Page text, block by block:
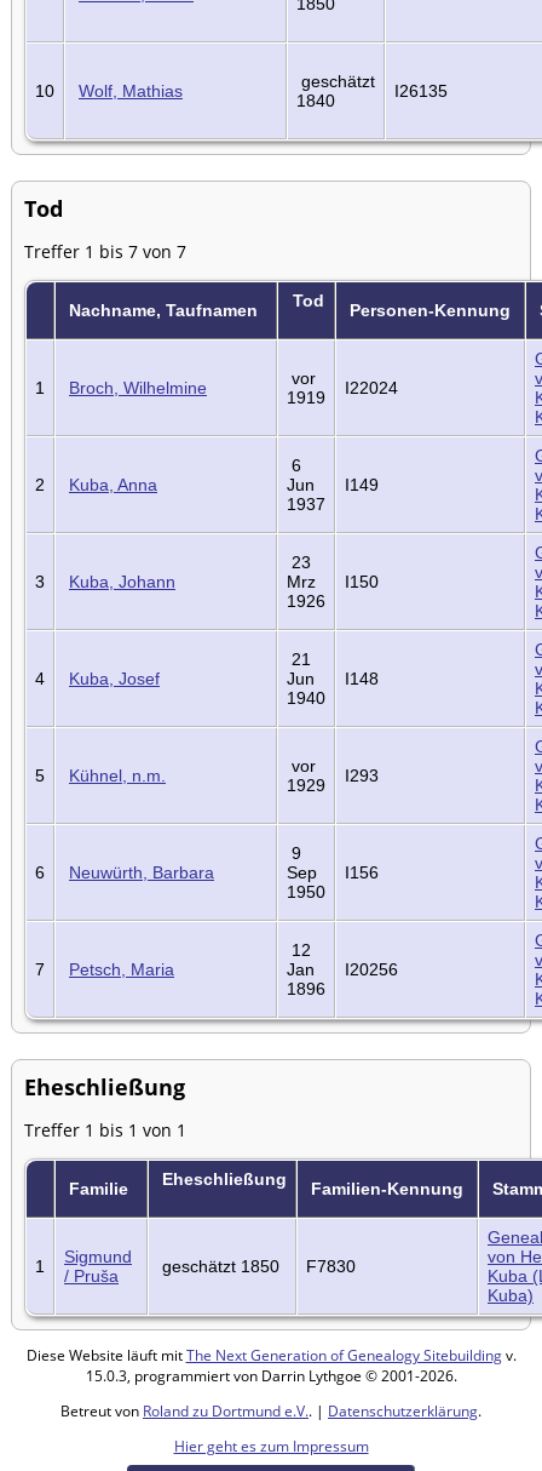
10 Wolf, Mathias
geschätzt
1840
I26135
Tod
Treffer 1 bis 7 von 7
Nachname, Taufnamen Tod Personen-Kennung
1 Broch, Wilhelmine
vor
1919
I22024
2 Kuba, Anna
6
Jun
1937
I149
3 Kuba, Johann
23
Mrz
1926
I150
4 Kuba, Josef
21
Jun
1940
I148
5 Kühnel, n.m.
vor
1929
I293
6 Neuwürth, Barbara
9
Sep
1950
I156
7 Petsch, Maria
12
Jan
1896
I20256
Eheschließung
Treffer 1 bis 1 von 1
Familie Eheschließung Familien-Kennung
1
Sigmund
/ Pruša
geschätzt 1850 F7830
von
Kuba
Kuba)
Diese Website läuft mitThe Next Generation of Genealogy Sitebuildingv.
15.0.3, programmiert von Darrin Lythgoe © 2001-2026.
Betreut von Roland zu Dortmund e.V.. | Datenschutzerklärung.
Hier geht es zum Impressum